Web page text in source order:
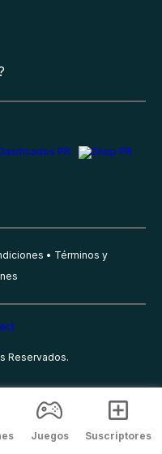
Términos y
Reservados.
Juegos Suscriptores